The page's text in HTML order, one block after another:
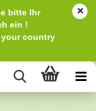
bitte Ihr
ein !
country